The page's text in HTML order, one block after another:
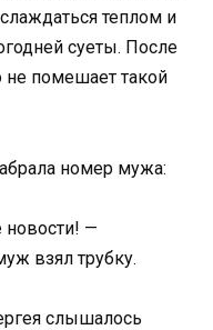
теплом и
суеты. После
не помешает такой
номер мужа:
—
взял трубку.
слышалось